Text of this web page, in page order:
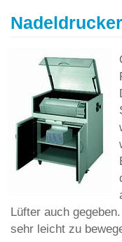
Lüfter auch
sehr leicht zu